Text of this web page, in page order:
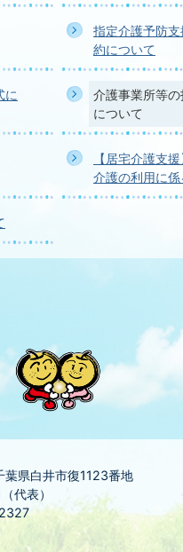
指定介護予防
約について
に
介護事業所等
について
【居宅介護支
介護の利用に
葉県白井市復1123番地
代表）